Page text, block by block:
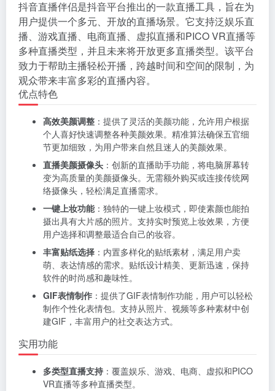
抖音直播伴侣是抖音平台推出的一款直播工具，旨在为
用户提供一个多元、开放的直播场景。它支持泛娱乐直
播、游戏直播、电商直播、虚拟直播和PICO VR直播等
多种直播类型，并且未来将开放更多直播类型。该平台
致力于帮助主播轻松开播，跨越时间和空间的限制，为
观众带来丰富多彩的直播内容。
优点特色
高效美颜调整 ：提供了灵活的美颜功能，允许用户根据
个人喜好快速调整各种美颜效果。精准算法确保五官细
节更加细致，为用户带来自然且迷人的美颜效果。
直播美颜摄像头 ：创新的直播助手功能，将电脑屏幕转
变为高质量的美颜摄像头。无需额外购买或连接传统网
络摄像头，轻松满足直播需求。
一键上妆功能：独特的一键上妆模式，即使素颜也能拍
摄出具有大片感的照片。支持实时预览上妆效果，方便
用户选择和调整最适合自己的妆容。
丰富贴纸选择 ：内置多样化的贴纸素材，满足用户卖
萌、表达情感的需求。贴纸设计精美、更新迅速，保持
软件的时尚感和趣味性。
GIF表情制作 ：提供了GIF表情制作功能，用户可以轻松
制作个性化表情包。支持从照片、视频等多种素材中创
建GIF，丰富用户的社交表达方式。
实用功能
多类型直播支持 ：覆盖娱乐、游戏、电商、虚拟和PICO
VR直播等多种直播类型。